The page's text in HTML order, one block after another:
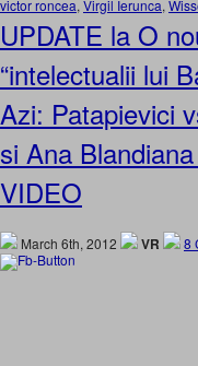
victor roncea, Virgil Ierunca,
UPDATE la O
“intelectualii lui
Azi: Patapievici
si Ana
VIDEO
March 6th, 2012 VR 8